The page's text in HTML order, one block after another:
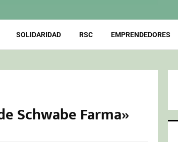
SOLIDARIDAD RSC EMPRENDEDORES
Schwabe Farma»